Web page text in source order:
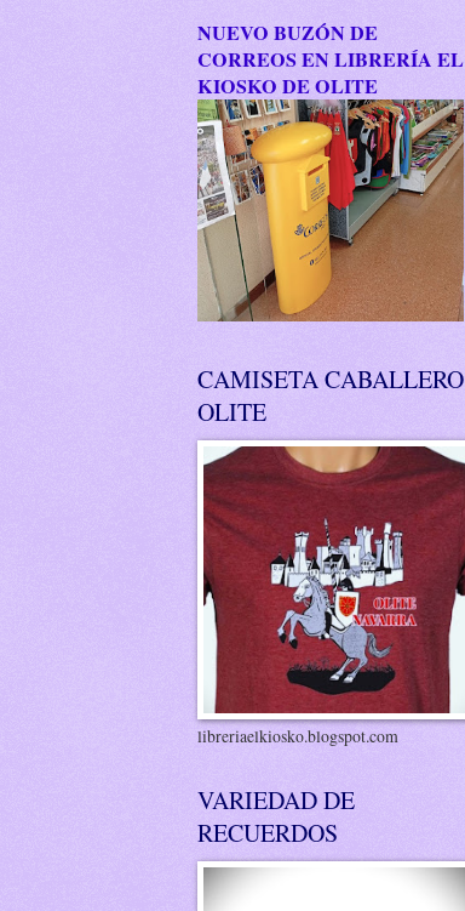
NUEVO BUZÓN DE
CORREOS EN LIBRERÍA EL
KIOSKO DE OLITE
CAMISETA CABALLERO
OLITE
libreriaelkiosko.blogspot.com
VARIEDAD DE
RECUERDOS